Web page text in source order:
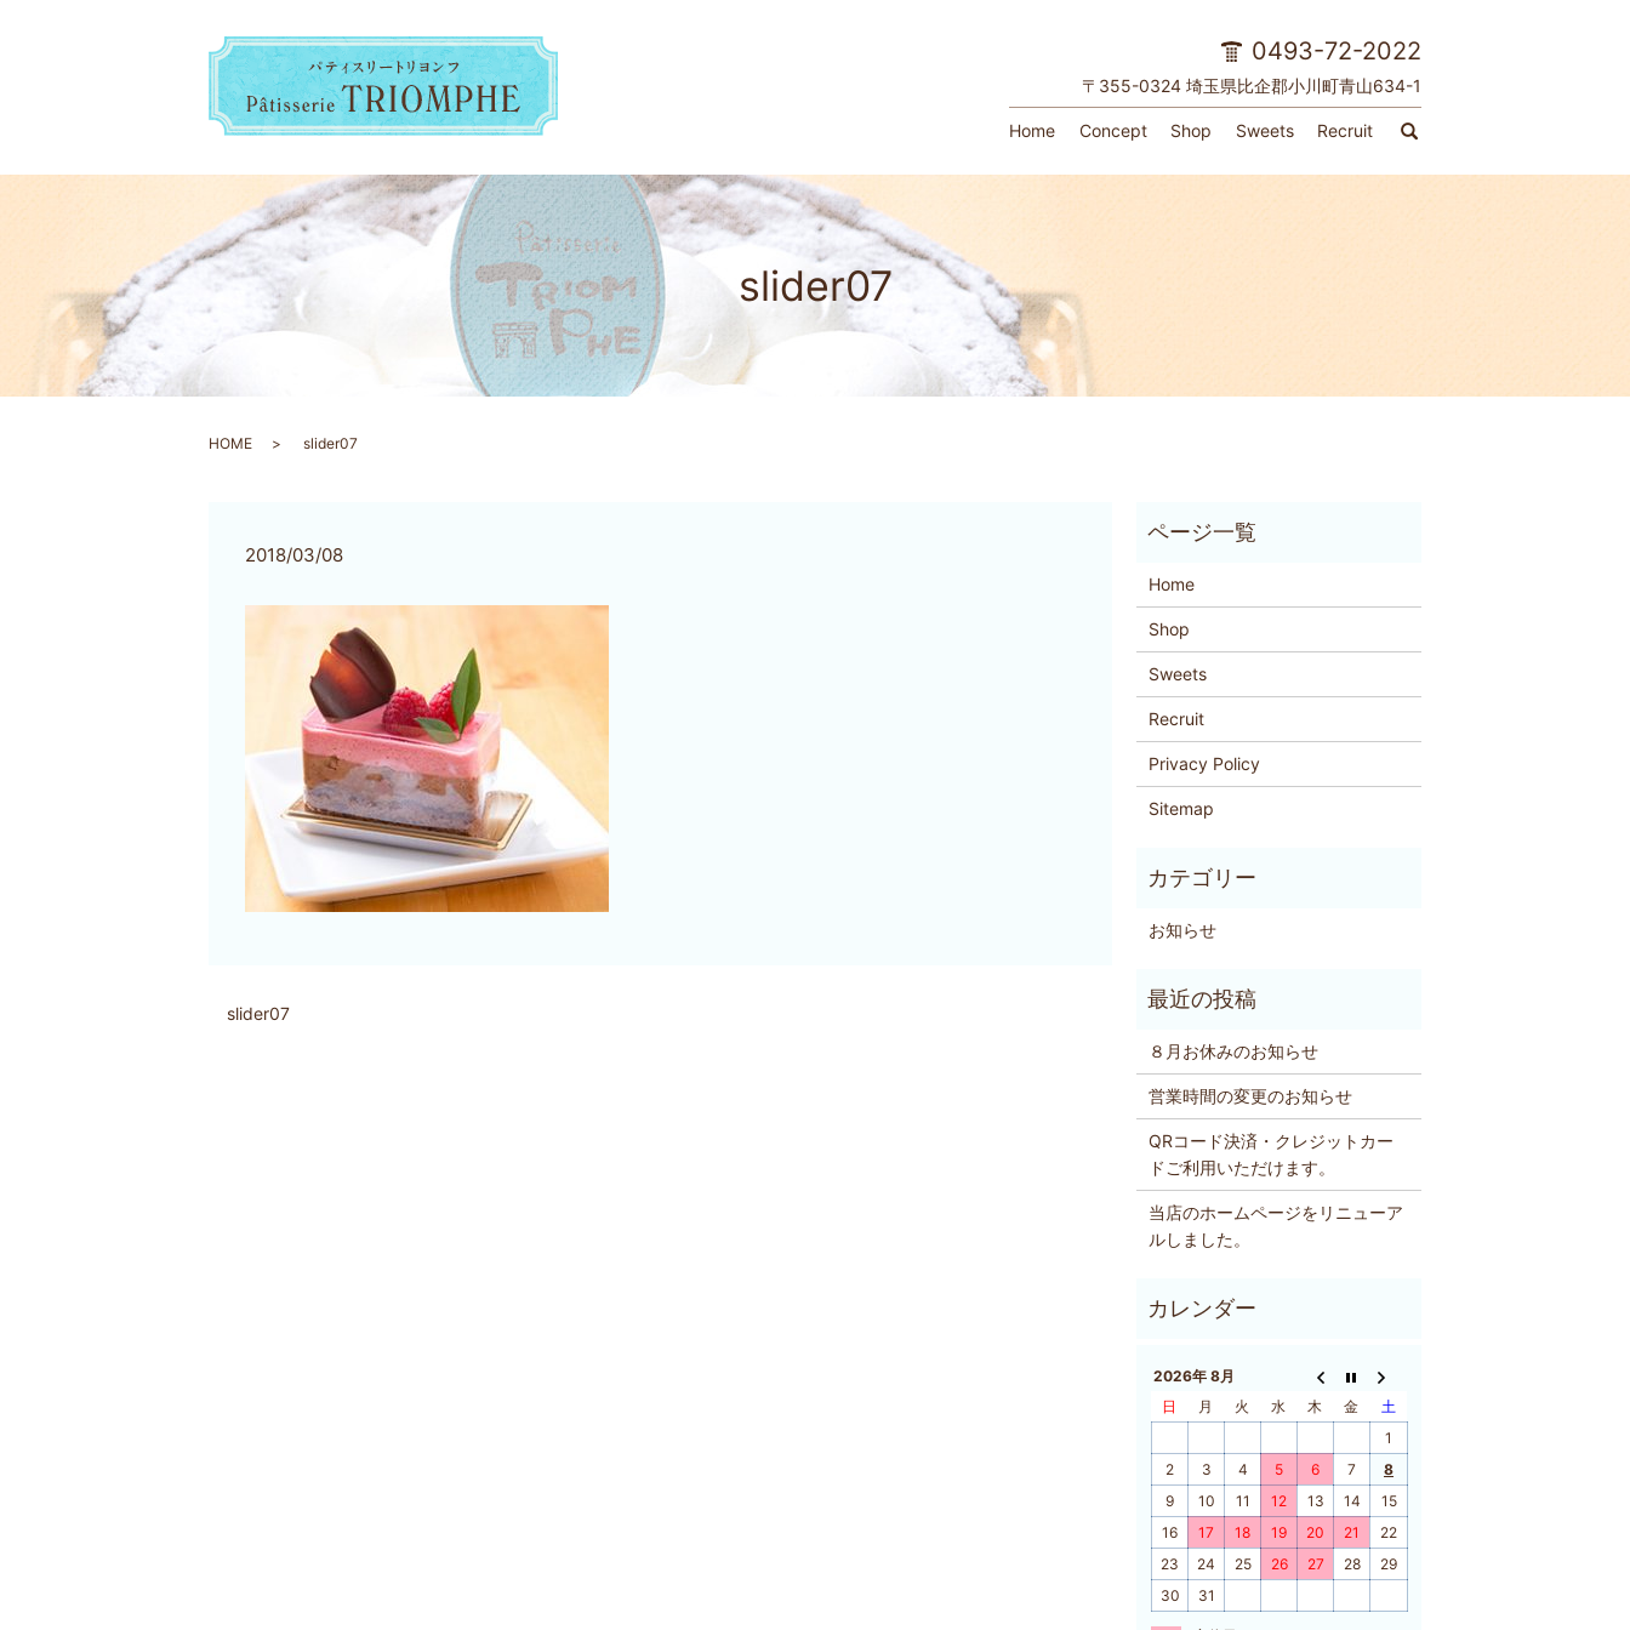
0493-72-2022
〒355-0324 埼玉県比企郡小川町青山634-1
Home Concept Shop Sweets Recruit
slider07
HOME slider07
2018/03/08
slider07
Home
Shop
Sweets
Recruit
Privacy Policy
Sitemap
お知らせ
８月お休みのお知らせ
営業時間の変更のお知らせ
QRコード決済・クレジットカー
ドご利用いただけます。
当店のホームページをリニューア
ルしました。
2026年 8月
日
月 火 水 木 金
土
1
2
3 4 5 6 7
8
9
10 11 12 13 14
15
16
17 18 19 20 21
22
23
24 25 26 27 28
29
30
31